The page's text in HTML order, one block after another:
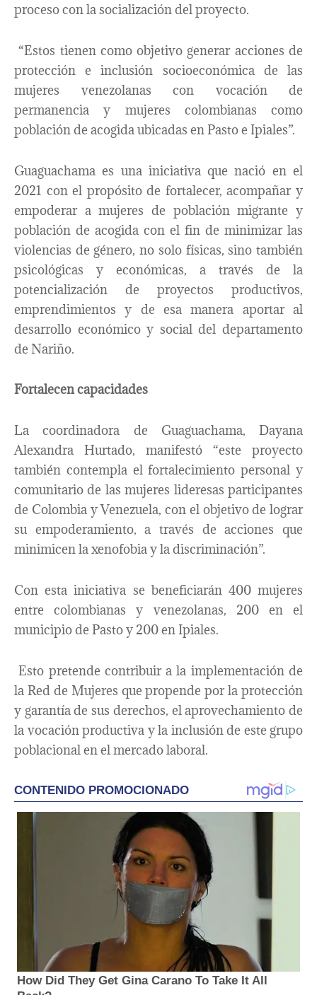
proceso con la socialización del proyecto.
“Estos tienen como objetivo generar acciones de
protección e inclusión socioeconómica de las
mujeres venezolanas con vocación de
permanencia y mujeres colombianas como
población de acogida ubicadas en Pasto e Ipiales”.
Guaguachama es una iniciativa que nació en el
2021 con el propósito de fortalecer, acompañar y
empoderar a mujeres de población migrante y
población de acogida con el fin de minimizar las
violencias de género, no solo físicas, sino también
psicológicas y económicas, a través de la
potencialización de proyectos productivos,
emprendimientos y de esa manera aportar al
desarrollo económico y social del departamento
de Nariño.
Fortalecen capacidades
La coordinadora de Guaguachama, Dayana
Alexandra Hurtado, manifestó “este proyecto
también contempla el fortalecimiento personal y
comunitario de las mujeres lideresas participantes
de Colombia y Venezuela, con el objetivo de lograr
su empoderamiento, a través de acciones que
minimicen la xenofobia y la discriminación”.
Con esta iniciativa se beneficiarán 400 mujeres
entre colombianas y venezolanas, 200 en el
municipio de Pasto y 200 en Ipiales.
Esto pretende contribuir a la implementación de
la Red de Mujeres que propende por la protección
y garantía de sus derechos, el aprovechamiento de
la vocación productiva y la inclusión de este grupo
poblacional en el mercado laboral.